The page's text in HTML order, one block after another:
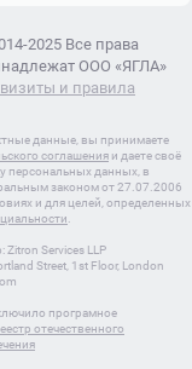
2025 Все права
ООО «ЯГЛА»
и правила
данные, вы принимаете
соглашения и даете своё
персональных данных, в
законом от 27.07.2006
и для целей, определенных
Zitron Services LLP
Street, 1st Floor, London
програмное
отечественного